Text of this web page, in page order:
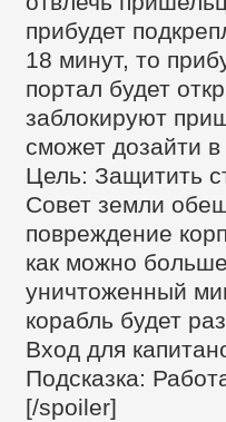
прибудет
18 минут, то
портал будет
заблокируют
сможет дозайти
Цель: Защитить
Совет земли
повреждение
как можно
уничтоженный
корабль будет
Вход для
Подсказка:
[/spoiler]